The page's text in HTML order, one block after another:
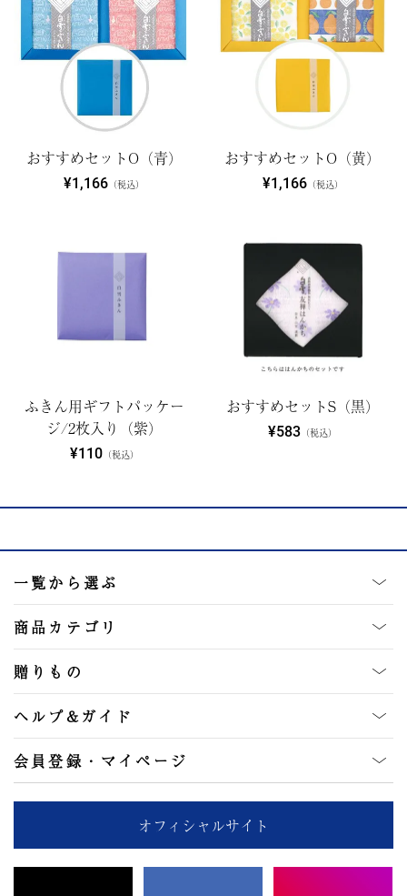
おすすめセットO（青）
¥1,166 （税込）
おすすめセットO（黄）
¥1,166（税込）
ふきん用ギフトパッケー
ジ/2枚入り（紫）
¥110（税込）
おすすめセットS（黒）
¥583 （税込）
一覧から選ぶ
商品カテゴリ
贈りもの
ヘルプ&ガイド
会員登録・マイページ
オフィシャルサイト